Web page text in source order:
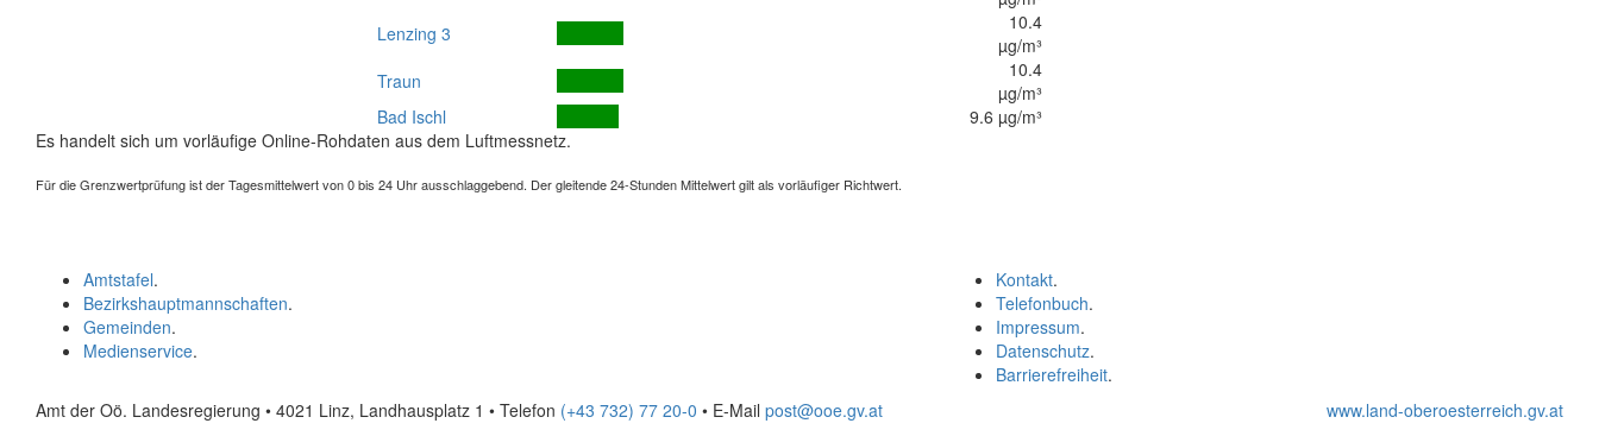
Lenzing 3
10.4
µg/m³
Traun
10.4
µg/m³
Bad Ischl
9.6 µg/m³
Es handelt sich um vorläufige Online-Rohdaten aus dem Luftmessnetz.
Für die Grenzwertprüfung ist der Tagesmittelwert von 0 bis 24 Uhr ausschlaggebend. Der gleitende 24-Stunden Mittelwert gilt als vorläufiger Richtwert.
Kontakt.
Telefonbuch.
Impressum.
Datenschutz.
Barrierefreiheit.
Amtstafel.
Bezirkshauptmannschaften.
Gemeinden.
Medienservice.
Amt der Oö. Landesregierung • 4021 Linz, Landhausplatz 1 • Telefon (+43 732) 77 20-0 • E-Mail post@ooe.gv.at www.land-oberoesterreich.gv.at